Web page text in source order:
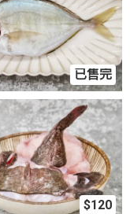
已售完
$120